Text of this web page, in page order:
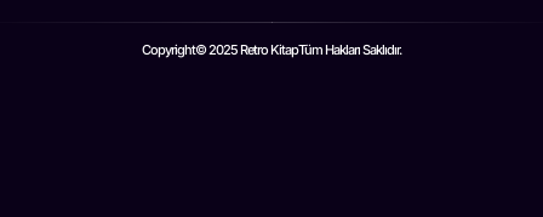
Copyright© 2025 Retro KitapTüm Hakları Saklıdır.